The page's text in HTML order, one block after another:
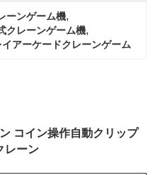
ーンゲーム機,
クレーンゲーム機,
アーケードクレーンゲーム
コイン操作自動クリップ
レーン